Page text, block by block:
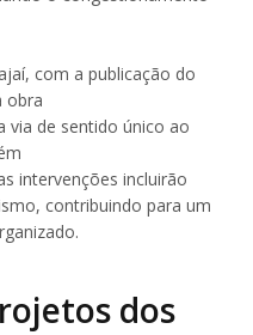
com a publicação do
obra
de sentido único ao
intervenções incluirão
contribuindo para um
dos